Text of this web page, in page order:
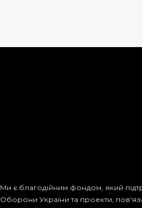
Ми є благодійним фондом, який
Оборони України та проекти,